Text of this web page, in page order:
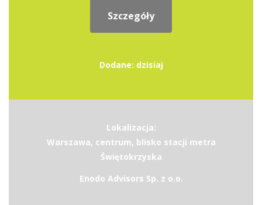
Szczegóły
Dodane: dzisiaj
Lokalizacja:
Warszawa, centrum, blisko stacji metra
Świętokrzyska
Enodo Advisors Sp. z o.o.